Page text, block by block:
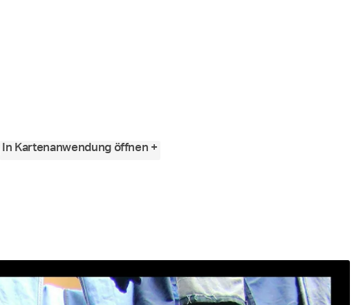
In Kartenanwendung öffnen +